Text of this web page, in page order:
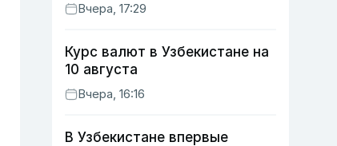
Вчера, 17:29
Курс валют в Узбекистане на
10 августа
Вчера, 16:16
В Узбекистане впервые